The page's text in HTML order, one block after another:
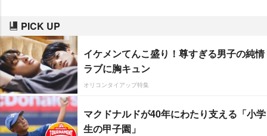
PICK UP
イケメンてんこ盛り！尊すぎる男子の純情
ラブに胸キュン
オリコンタイアップ特集
マクドナルドが40年にわたり支える「小学
生の甲子園」